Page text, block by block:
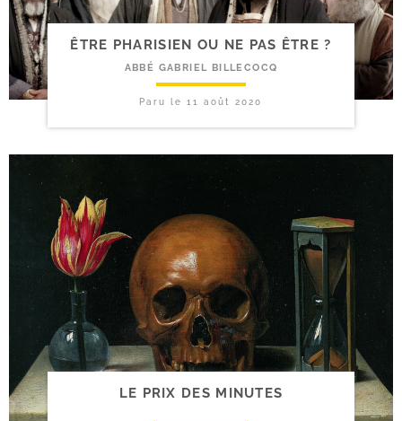
ÊTRE PHARISIEN OU NE PAS ÊTRE ?
ABBÉ GABRIEL BILLECOCQ
Paru le11 août 2020
LE PRIX DES MINUTES